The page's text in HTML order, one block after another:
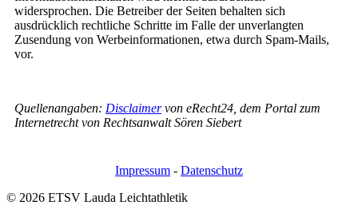
widersprochen. Die Betreiber der Seiten behalten sich
ausdrücklich rechtliche Schritte im Falle der unverlangten
Zusendung von Werbeinformationen, etwa durch Spam-Mails,
vor.
Quellenangaben: Disclaimervon eRecht24, dem Portal zum
Internetrecht von Rechtsanwalt Sören Siebert
Impressum - Datenschutz
© 2026 ETSV Lauda Leichtathletik